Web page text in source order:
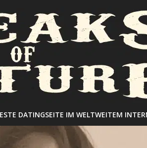
DATINGSEITE IM WELTWEITEM